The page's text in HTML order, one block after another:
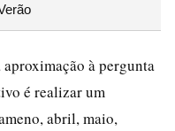
à pergunta
é realizar um
abril, maio,